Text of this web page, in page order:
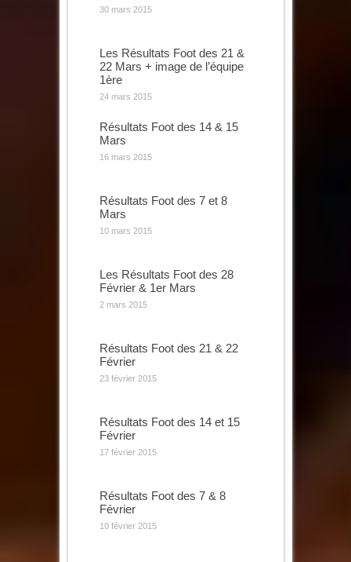
30 mars 2015
Les Résultats Foot des 21 &
22 Mars + image de l’équipe
1ère
24 mars 2015
Résultats Foot des 14 & 15
Mars
16 mars 2015
Résultats Foot des 7 et 8
Mars
10 mars 2015
Les Résultats Foot des 28
Février & 1er Mars
2 mars 2015
Résultats Foot des 21 & 22
Février
23 février 2015
Résultats Foot des 14 et 15
Février
17 février 2015
Résultats Foot des 7 & 8
Février
10 février 2015